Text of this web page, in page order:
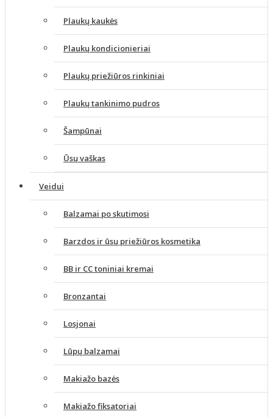
Plaukų kaukės
Plaukų kondicionieriai
Plaukų priežiūros rinkiniai
Plaukų tankinimo pudros
Šampūnai
Ūsų vaškas
Veidui
Balzamai po skutimosi
Barzdos ir ūsų priežiūros kosmetika
BB ir CC toniniai kremai
Bronzantai
Losjonai
Lūpų balzamai
Makiažo bazės
Makiažo fiksatoriai